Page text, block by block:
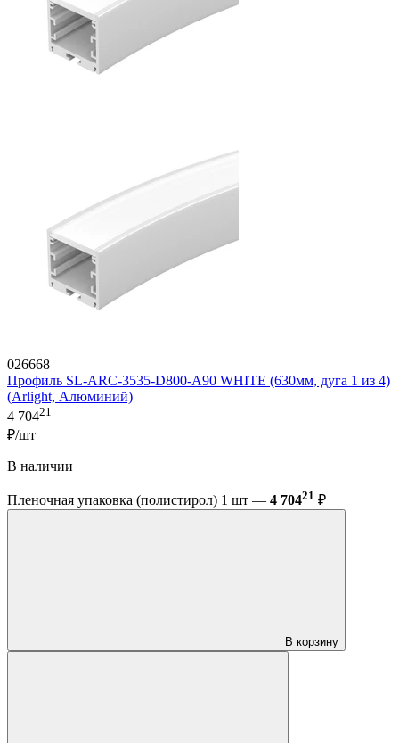
026668
Профиль SL-ARC-3535-D800-A90 WHITE (630мм, дуга 1 из 4)
(Arlight, Алюминий)
4 70421
₽/шт
В наличии
Пленочная упаковка (полистирол) 1 шт — 4 70421 ₽
В корзину